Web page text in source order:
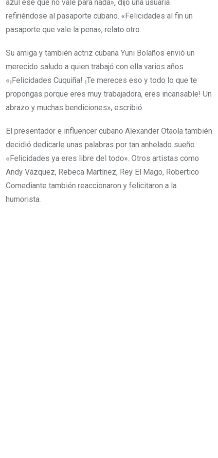
azul ese que no vale para nada», dijo una usuaria
refiriéndose al pasaporte cubano. «Felicidades al fin un
pasaporte que vale la pena», relato otro.
Su amiga y también actriz cubana Yuni Bolaños envió un
merecido saludo a quien trabajó con ella varios años.
«¡Felicidades Cuquiña! ¡Te mereces eso y todo lo que te
propongas porque eres muy trabajadora, eres incansable! Un
abrazo y muchas bendiciones», escribió.
El presentador e influencer cubano Alexander Otaola también
decidió dedicarle unas palabras por tan anhelado sueño.
«Felicidades ya eres libre del todo». Otros artistas como
Andy Vázquez, Rebeca Martínez, Rey El Mago, Robertico
Comediante también reaccionaron y felicitaron a la
humorista.